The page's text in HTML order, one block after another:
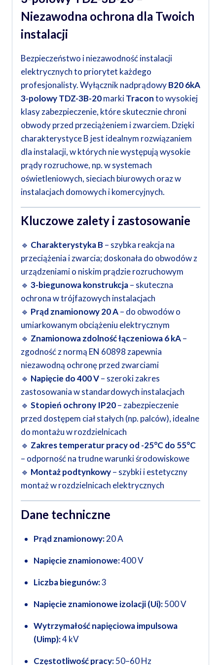
Niezawodna ochrona dla Twoich
instalacji
Bezpieczeństwo i niezawodność instalacji
elektrycznych to priorytet każdego
profesjonalisty. Wyłącznik nadprądowyB20 6kA
3-polowy TDZ-3B-20markiTraconto wysokiej
klasy zabezpieczenie, które skutecznie chroni
obwody przed przeciążeniem i zwarciem. Dzięki
charakterystyce B jest idealnym rozwiązaniem
dla instalacji, w których nie występują wysokie
prądy rozruchowe, np. w systemach
oświetleniowych, sieciach biurowych oraz w
instalacjach domowych i komercyjnych.
Kluczowe zalety i zastosowanie
🔹 Charakterystyka B – szybka reakcja na
przeciążenia i zwarcia; doskonała do obwodów z
urządzeniami o niskim prądzie rozruchowym
🔹 3-biegunowa konstrukcja– skuteczna
ochrona w trójfazowych instalacjach
🔹 Prąd znamionowy 20 A– do obwodów o
umiarkowanym obciążeniu elektrycznym
🔹 Znamionowa zdolność łączeniowa 6 kA–
zgodność z normą EN 60898 zapewnia
niezawodną ochronę przed zwarciami
🔹 Napięcie do 400 V– szeroki zakres
zastosowania w standardowych instalacjach
🔹 Stopień ochrony IP20– zabezpieczenie
przed dostępem ciał stałych (np. palców), idealne
do montażu w rozdzielnicach
🔹 Zakres temperatur pracy od -25°C do 55°C
– odporność na trudne warunki środowiskowe
🔹 Montaż podtynkowy– szybki i estetyczny
montaż w rozdzielnicach elektrycznych
Dane techniczne
Prąd znamionowy:20 A
Napięcie znamionowe:400 V
Liczba biegunów:3
Napięcie znamionowe izolacji (Ui):500 V
Wytrzymałość napięciowa impulsowa
(Uimp):4 kV
Częstotliwość pracy:50–60 Hz